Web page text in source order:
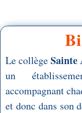
Le collègeSainte
un
accompagnant
et donc dans son